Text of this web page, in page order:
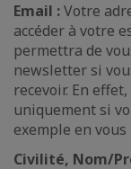
Email :Votre
accéder à votre
permettra de
newsletter si
recevoir. En
uniquement si
exemple en
Civilité, Nom/